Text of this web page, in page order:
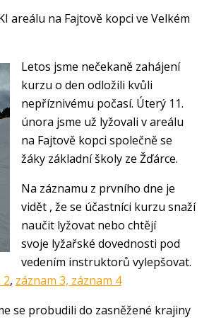
areálu na Fajtově kopci ve Velkém
Letos jsme nečekaně zahájení
kurzu o den odložili kvůli
nepříznivému počasí. Úterý 11.
února jsme už lyžovali v areálu
na Fajtově kopci společně se
žáky základní školy ze Žďárce.
Na záznamu z prvního dne je
vidět , že se účastníci kurzu snaží
naučit lyžovat nebo chtějí
svoje lyžařské dovednosti pod
vedením instruktorů vylepšovat.
2, záznam 3, záznam 4
se probudili do zasněžené krajiny